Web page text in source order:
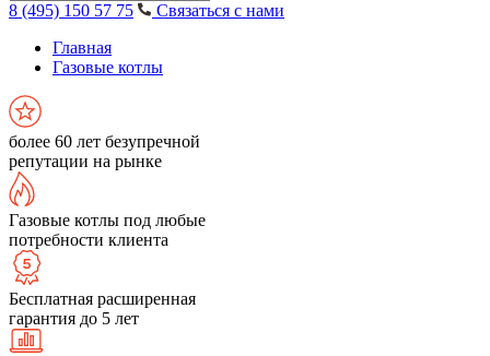
8 (495) 150 57 75
Связаться с нами
Главная
Газовые котлы
более 60 лет безупречной
репутации на рынке
Газовые котлы под любые
потребности клиента
Бесплатная расширенная
гарантия до 5 лет